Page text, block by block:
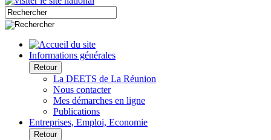
Informations générales
Retour
La DEETS de La Réunion
Nous contacter
Mes démarches en ligne
Publications
Entreprises, Emploi, Economie
Retour